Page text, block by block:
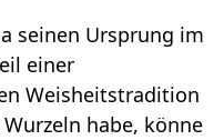
seinen Ursprung im
einer
Weisheitstradition
habe, könne